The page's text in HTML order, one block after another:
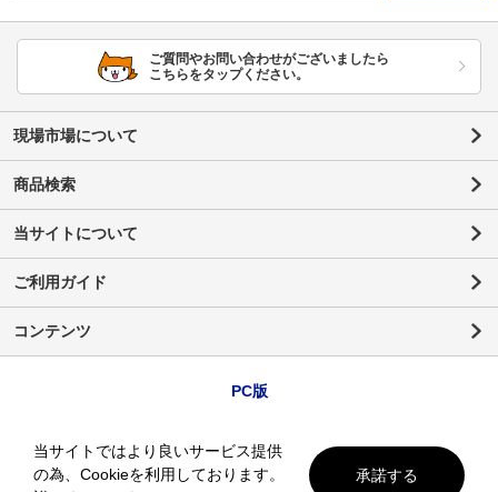
ご質問やお問い合わせがございましたら
こちらをタップください。
現場市場について
商品検索
当サイトについて
ご利用ガイド
コンテンツ
PC版
当サイトではより良いサービス提供
の為、Cookieを利用しております。
承諾する